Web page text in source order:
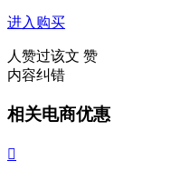
进入购买
人赞过该文 赞
内容纠错
相关电商优惠
